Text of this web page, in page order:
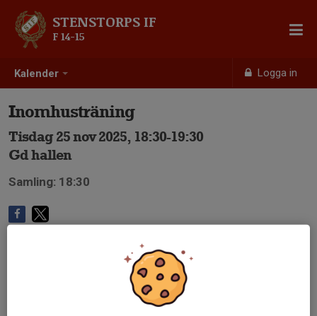
Kalender Logga in
STENSTORPS IF
F 14-15
Inomhusträning
Tisdag 25 nov 2025, 18:30-19:30
Gd hallen
Samling: 18:30